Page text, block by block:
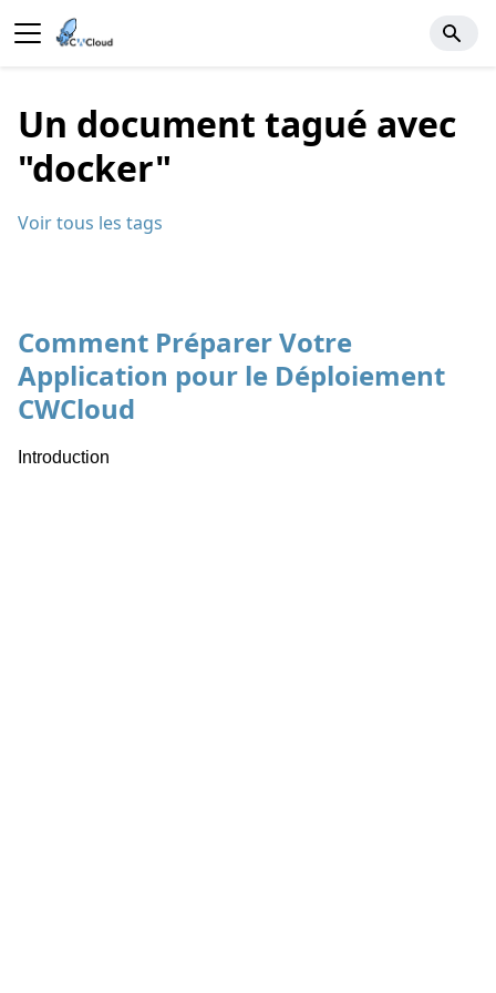
Un document tagué avec
"docker"
Voir tous les tags
Comment Préparer Votre
Application pour le Déploiement
CWCloud
Introduction